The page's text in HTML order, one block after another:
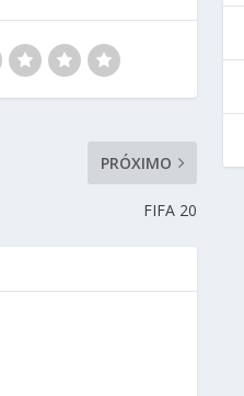
PRÓXIMO
FIFA 20